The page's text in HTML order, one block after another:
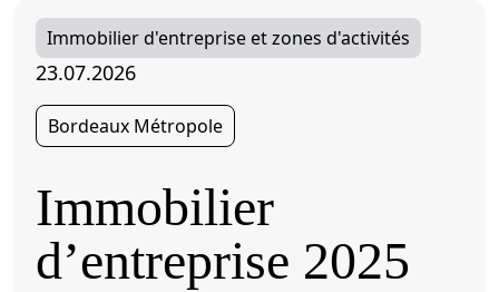
Immobilier d'entreprise et zones d'activités
23.07.2026
Bordeaux Métropole
Immobilier
d’entreprise 2025